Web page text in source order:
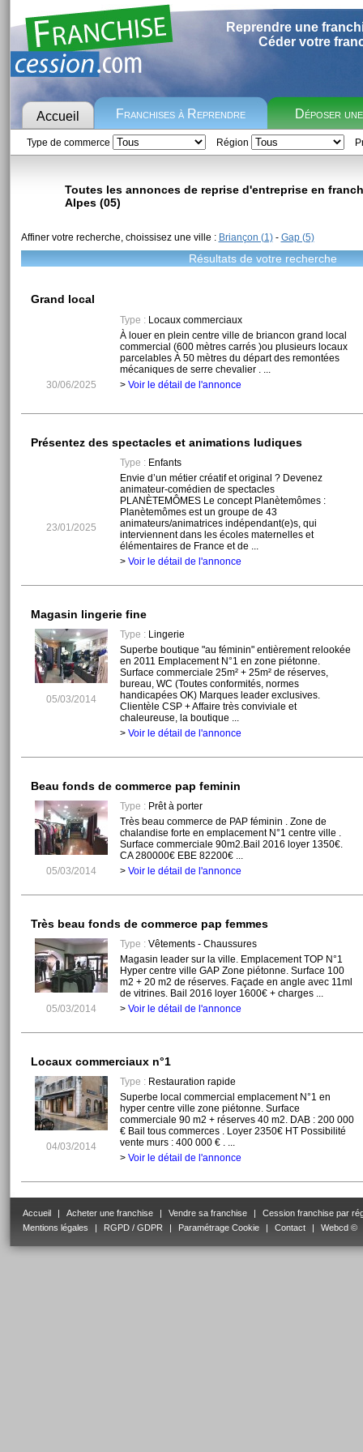
Reprendre une
Céder votre
Accueil Franchises à Reprendre Déposer
Type de commerce Région
Toutes les annonces de reprise d'entreprise en
Alpes (05)
Affiner votre recherche, choissisez une ville : Briançon (1)- Gap (5)
Résultats de votre recherche
Grand local
30/06/2025
Type :Locaux commerciaux
À louer en plein centre ville de briancon grand local
commercial (600 mètres carrés )ou plusieurs locaux
parcelables À 50 mètres du départ des remontées
mécaniques de serre chevalier . ...
> Voir le détail de l'annonce
Présentez des spectacles et animations ludiques
23/01/2025
Type :Enfants
Envie d’un métier créatif et original ? Devenez
animateur-comédien de spectacles
PLANÈTEMÔMES Le concept Planètemômes :
Planètemômes est un groupe de 43
animateurs/animatrices indépendant(e)s, qui
interviennent dans les écoles maternelles et
élémentaires de France et de ...
> Voir le détail de l'annonce
Magasin lingerie fine
05/03/2014
Type :Lingerie
Superbe boutique "au féminin" entièrement relookée
en 2011 Emplacement N°1 en zone piétonne.
Surface commerciale 25m² + 25m² de réserves,
bureau, WC (Toutes conformités, normes
handicapées OK) Marques leader exclusives.
Clientèle CSP + Affaire très conviviale et
chaleureuse, la boutique ...
> Voir le détail de l'annonce
Beau fonds de commerce pap feminin
05/03/2014
Type :Prêt à porter
Très beau commerce de PAP féminin . Zone de
chalandise forte en emplacement N°1 centre ville .
Surface commerciale 90m2.Bail 2016 loyer 1350€.
CA 280000€ EBE 82200€ ...
> Voir le détail de l'annonce
Très beau fonds de commerce pap femmes
05/03/2014
Type :Vêtements - Chaussures
Magasin leader sur la ville. Emplacement TOP N°1
Hyper centre ville GAP Zone piétonne. Surface 100
m2 + 20 m2 de réserves. Façade en angle avec 11ml
de vitrines. Bail 2016 loyer 1600€ + charges ...
> Voir le détail de l'annonce
Locaux commerciaux n°1
04/03/2014
Type :Restauration rapide
Superbe local commercial emplacement N°1 en
hyper centre ville zone piétonne. Surface
commerciale 90 m2 + réserves 40 m2. DAB : 200 000
€ Bail tous commerces . Loyer 2350€ HT Possibilité
vente murs : 400 000 € . ...
> Voir le détail de l'annonce
Accueil Acheter une franchise Vendre sa franchise
Cession franchise par
Mentions légales
RGPD / GDPR Paramétrage Cookie Contact Webcd ©